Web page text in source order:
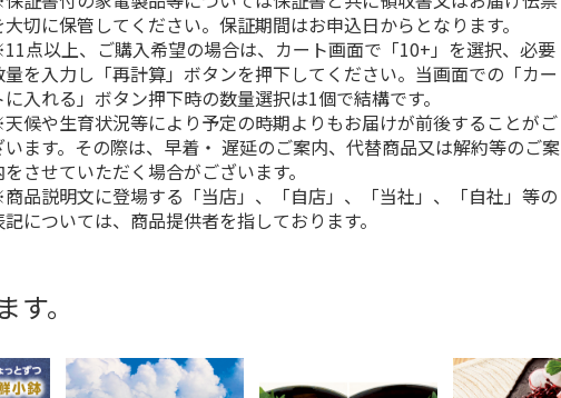
大切に保管してください。保証期間はお申込日からとなります。
点以上、ご購入希望の場合は、カート画面で「10+」を選択、必要
量を入力し「再計算」ボタンを押下してください。当画面での「カー
に入れる」ボタン押下時の数量選択は1個で結構です。
候や生育状況等により予定の時期よりもお届けが前後することがご
います。その際は、早着・ 遅延のご案内、代替商品又は解約等のご案
をさせていただく場合がございます。
品説明文に登場する「当店」、「自店」、「当社」、「自社」等の
記については、商品提供者を指しております。
。